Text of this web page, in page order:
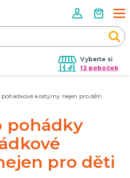
Vyberte si
12 poboček
kostýmy nejen pro děti
pohádky
pro děti